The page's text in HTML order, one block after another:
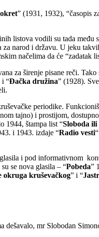
” (1931, 1932), “časopis
listova vodili su tada među
za narod i državu. U jeku
načelima da će “zadatak
za širenje pisane reči. Tako
i “Đačka družina” (1928).
periodike.
tajno) i prostijom,
1944, štampa list “Sloboda
i 1943. izdaje “Radio vesti
i pod informativnom
se nova glasila – “Pobeda”
okruga kruševačkog” i “
dešavalo, mr Slobodan